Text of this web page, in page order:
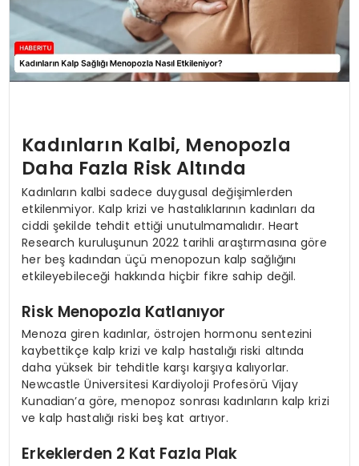
Kadınların Kalbi, Menopozla
Daha Fazla Risk Altında
Kadınların kalbi sadece duygusal değişimlerden
etkilenmiyor. Kalp krizi ve hastalıklarının kadınları da
ciddi şekilde tehdit ettiği unutulmamalıdır. Heart
Research kuruluşunun 2022 tarihli araştırmasına göre
her beş kadından üçü menopozun kalp sağlığını
etkileyebileceği hakkında hiçbir fikre sahip değil.
Risk Menopozla Katlanıyor
Menoza giren kadınlar, östrojen hormonu sentezini
kaybettikçe kalp krizi ve kalp hastalığı riski altında
daha yüksek bir tehditle karşı karşıya kalıyorlar.
Newcastle Üniversitesi Kardiyoloji Profesörü Vijay
Kunadian’a göre, menopoz sonrası kadınların kalp krizi
ve kalp hastalığı riski beş kat artıyor.
Erkeklerden 2 Kat Fazla Plak